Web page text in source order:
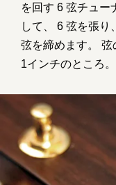
を回す 6 弦チュー
して、 6 弦を張り
弦を締めます。
1インチのところ。